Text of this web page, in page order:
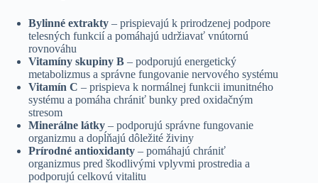
Bylinné extrakty – prispievajú k prirodzenej podpore
telesných funkcií a pomáhajú udržiavať vnútornú
rovnováhu
Vitamíny skupiny B – podporujú energetický
metabolizmus a správne fungovanie nervového systému
Vitamín C – prispieva k normálnej funkcii imunitného
systému a pomáha chrániť bunky pred oxidačným
stresom
Minerálne látky – podporujú správne fungovanie
organizmu a dopĺňajú dôležité živiny
Prírodné antioxidanty – pomáhajú chrániť
organizmus pred škodlivými vplyvmi prostredia a
podporujú celkovú vitalitu